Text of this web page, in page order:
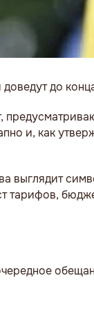
до
и, как
выглядит
тарифов,